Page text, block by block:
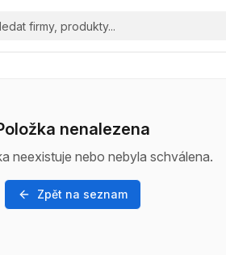
nenalezena
neexistuje nebo nebyla schválena.
Zpět na seznam